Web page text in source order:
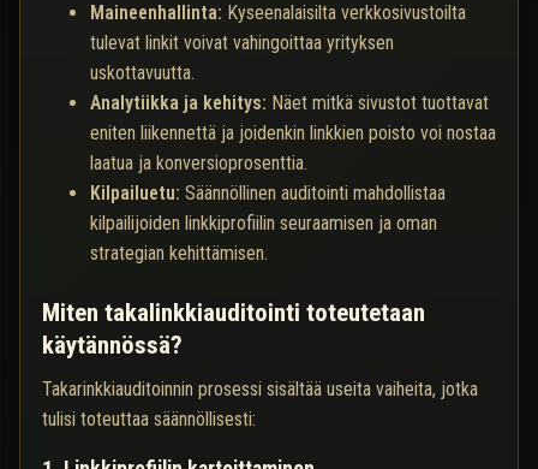
Maineenhallinta: Kyseenalaisilta verkkosivustoilta
tulevat linkit voivat vahingoittaa yrityksen
uskottavuutta.
Analytiikka ja kehitys: Näet mitkä sivustot tuottavat
eniten liikennettä ja joidenkin linkkien poisto voi nostaa
laatua ja konversioprosenttia.
Kilpailuetu: Säännöllinen auditointi mahdollistaa
kilpailijoiden linkkiprofiilin seuraamisen ja oman
strategian kehittämisen.
Miten takalinkkiauditointi toteutetaan
käytännössä?
Takarinkkiauditoinnin prosessi sisältää useita vaiheita, jotka
tulisi toteuttaa säännöllisesti: